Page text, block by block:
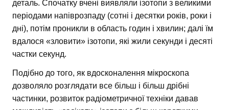
деталь. Спочатку вчені виявляли ізотопи з великими
періодами напіврозпаду (сотні і десятки років, роки і
дні), потім проникли в область годин і хвилин; далі їм
вдалося «зловити» ізотопи, які жили секунди і десяті
частки секунд.
Подібно до того, як вдосконалення мікроскопа
дозволяло розглядати все більш і більш дрібні
частинки, розвиток радіометричної техніки давав